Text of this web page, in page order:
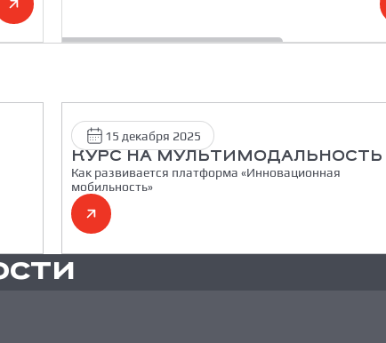
15 декабря 2025
КУРС НА МУЛЬТИМОДАЛЬНОСТЬ
Как развивается платформа «Инновационная
мобильность»